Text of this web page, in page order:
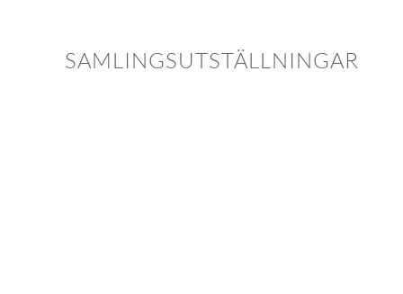
SAMLINGSUTSTÄLLNINGAR